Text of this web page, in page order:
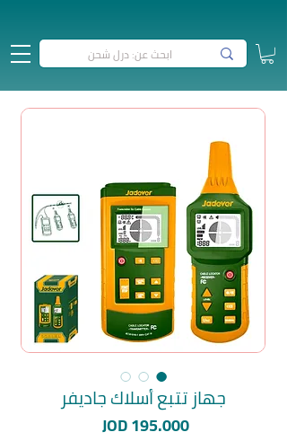
جهاز تتبع أسلاك جاديفر
JOD 195.000السعر